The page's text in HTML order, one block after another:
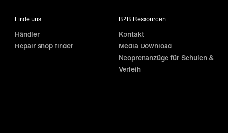
Finde uns
Händler
Repair shop finder
B2B Ressourcen
Kontakt
Media Download
Neoprenanzüge für Schulen &
Verleih